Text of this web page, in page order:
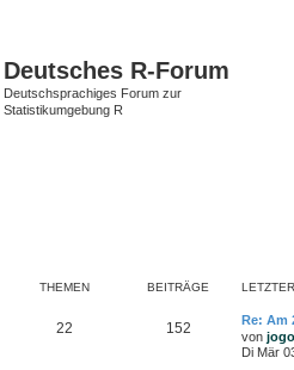
Deutsches R-Forum
Deutschsprachiges Forum zur
Statistikumgebung R
THEMEN BEITRÄGE
22 152
Re: Am
von jogo
Di Mär